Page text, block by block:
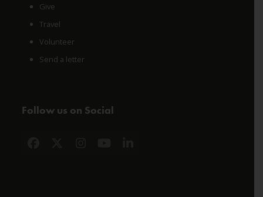
Give
Travel
Volunteer
Send a letter
Follow us on Social